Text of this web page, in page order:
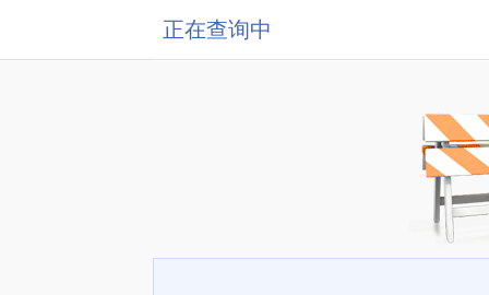
正在查询中